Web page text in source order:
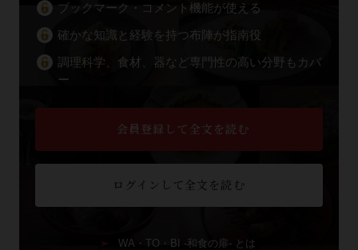
ブックマーク・コメント機能が使える
確かな知識と経験を持つ布陣が指南役
調理科学、食材、器など専門性の高い分野もカバ
ー
会員登録して全文を読む
ログインして全文を読む
WA・TO・BI -和食の扉- とは